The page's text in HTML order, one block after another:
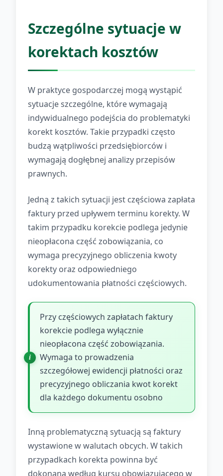
Szczególne sytuacje w
korektach kosztów
W praktyce gospodarczej mogą wystąpić
sytuacje szczególne, które wymagają
indywidualnego podejścia do problematyki
korekt kosztów. Takie przypadki często
budzą wątpliwości przedsiębiorców i
wymagają dogłębnej analizy przepisów
prawnych.
Jedną z takich sytuacji jest częściowa zapłata
faktury przed upływem terminu korekty. W
takim przypadku korekcie podlega jedynie
nieopłacona część zobowiązania, co
wymaga precyzyjnego obliczenia kwoty
korekty oraz odpowiedniego
udokumentowania płatności częściowych.
Przy częściowych zapłatach faktury
korekcie podlega wyłącznie
nieopłacona część zobowiązania.
Wymaga to prowadzenia
szczegółowej ewidencji płatności oraz
precyzyjnego obliczania kwot korekt
dla każdego dokumentu osobno
Inną problematyczną sytuacją są faktury
wystawione w walutach obcych. W takich
przypadkach korekta powinna być
dokonana według kursu obowiązującego w